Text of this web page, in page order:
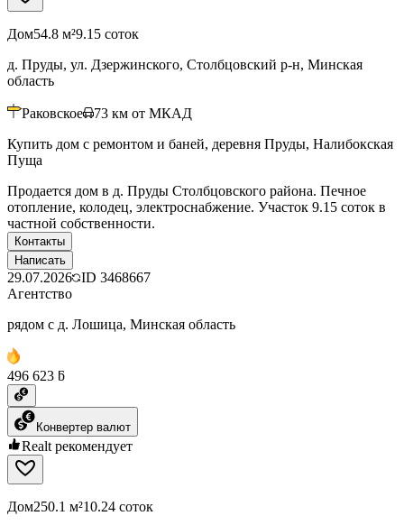
Дом54.8 м²9.15 соток
д. Пруды, ул. Дзержинского, Столбцовский р-н, Минская
область
Раковское 73 км от МКАД
Купить дом с ремонтом и баней, деревня Пруды, Налибокская
Пуща
Продается дом в д. Пруды Столбцовского района. Печное
отопление, колодец, электроснабжение. Участок 9.15 соток в
частной собственности.
Контакты
Написать
29.07.2026 ID 3468667
Агентство
рядом с д. Лошица, Минская область
496 623 ƃ
Конвертер валют
Realt рекомендует
Дом250.1 м²10.24 соток